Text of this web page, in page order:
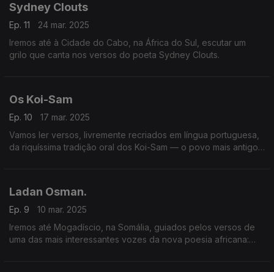
Sydney Clouts
Ep. 11
24 mar. 2025
Iremos até à Cidade do Cabo, na África do Sul, escutar um
grilo que canta nos versos do poeta Sydney Clouts.
Os Koi-Sam
Ep. 10
17 mar. 2025
Vamos ler versos, livremente recriados em língua portuguesa,
da riquíssima tradição oral dos Koi-Sam — o povo mais antigo
Ladan Osman.
Ep. 9
10 mar. 2025
Iremos até Mogadíscio, na Somália, guiados pelos versos de
uma das mais interessantes vozes da nova poesia africana: